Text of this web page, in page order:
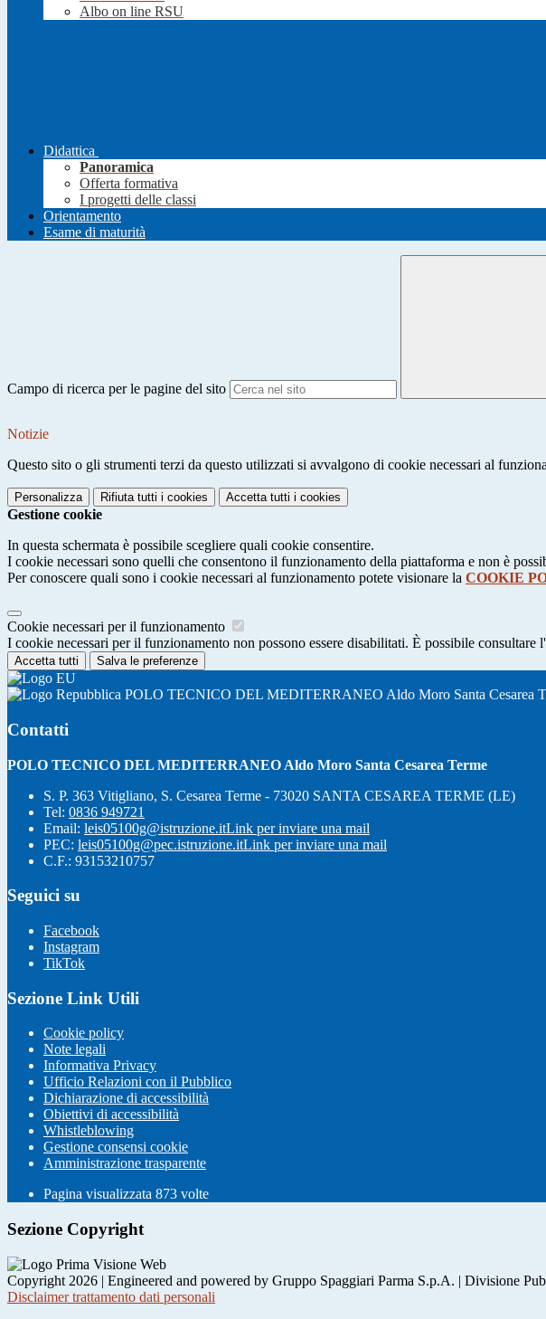
Albo on line RSU
Didattica
Panoramica
Offerta formativa
I progetti delle classi
Orientamento
Esame di maturità
Campo di ricerca per le pagine del sito
Notizie
Questo sito o gli strumenti terzi da questo utilizzati si avvalgono di cookie necessari al
Personalizza Rifiuta tutti i cookies Accetta tutti i cookies
Gestione cookie
In questa schermata è possibile scegliere quali cookie consentire.
I cookie necessari sono quelli che consentono il funzionamento della piattaforma e non è
Per conoscere quali sono i cookie necessari al funzionamento potete visionare la COOKIE
Cookie necessari per il funzionamento
I cookie necessari per il funzionamento non possono essere disabilitati. È possibile
Accetta tutti Salva le preferenze
POLO TECNICO DEL MEDITERRANEO Aldo Moro Santa Cesarea
Contatti
POLO TECNICO DEL MEDITERRANEO Aldo Moro Santa Cesarea Terme
S. P. 363 Vitigliano, S. Cesarea Terme - 73020 SANTA CESAREA TERME (LE)
Tel: 0836 949721
Email: leis05100g@istruzione.itLink per inviare una mail
PEC: leis05100g@pec.istruzione.itLink per inviare una mail
C.F.: 93153210757
Seguici su
Facebook
Instagram
TikTok
Sezione Link Utili
Cookie policy
Note legali
Informativa Privacy
Ufficio Relazioni con il Pubblico
Dichiarazione di accessibilità
Obiettivi di accessibilità
Whistleblowing
Gestione consensi cookie
Amministrazione trasparente
Pagina visualizzata 873 volte
Sezione Copyright
Copyright 2026 | Engineered and powered by Gruppo Spaggiari Parma S.p.A. | Divisione
Disclaimer trattamento dati personali